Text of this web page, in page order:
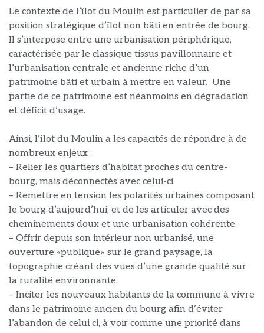
Le contexte de l’îlot du Moulin est particulier de par sa
position stratégique d’îlot non bâti en entrée de bourg.
Il s’interpose entre une urbanisation périphérique,
caractérisée par le classique tissus pavillonnaire et
l’urbanisation centrale et ancienne riche d’un
patrimoine bâti et urbain à mettre en valeur. Une
partie de ce patrimoine est néanmoins en dégradation
et déficit d’usage.
Ainsi, l’îlot du Moulin a les capacités de répondre à de
nombreux enjeux :
– Relier les quartiers d’habitat proches du centre-
bourg, mais déconnectés avec celui-ci.
– Remettre en tension les polarités urbaines composant
le bourg d’aujourd’hui, et de les articuler avec des
cheminements doux et une urbanisation cohérente.
– Offrir depuis son intérieur non urbanisé, une
ouverture «publique» sur le grand paysage, la
topographie créant des vues d’une grande qualité sur
la ruralité environnante.
– Inciter les nouveaux habitants de la commune à vivre
dans le patrimoine ancien du bourg afin d’éviter
l’abandon de celui ci, à voir comme une priorité dans